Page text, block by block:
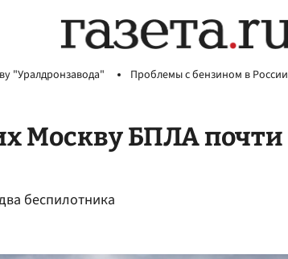
"Уралдронзавода" Проблемы с бензином в России
Москву БПЛА почти
беспилотника